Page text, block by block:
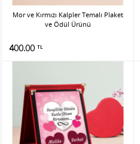
Mor ve Kırmızı Kalpler Temalı Plaket
ve Ödül Ürünü
400.00 TL